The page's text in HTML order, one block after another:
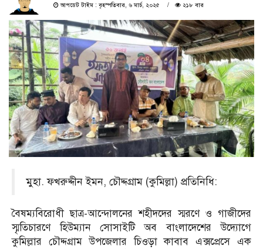
আপডেট টাইম : বৃহস্পতিবার, ৬ মার্চ, ২০২৫
২১৮ বার
মুহা. ফখরুদ্দীন ইমন, চৌদ্দগ্রাম (কুমিল্লা) প্রতিনিধি:
বৈষম্যবিরোধী ছাত্র-আন্দোলনের শহীদদের স্মরণে ও গাজীদের
স্মৃতিচারণে হিউম্যান সোসাইটি অব বাংলাদেশের উদ্যোগে
কুমিল্লার চৌদ্দগ্রাম উপজেলার চিওড়া কাবাব এক্সপ্রেসে এক